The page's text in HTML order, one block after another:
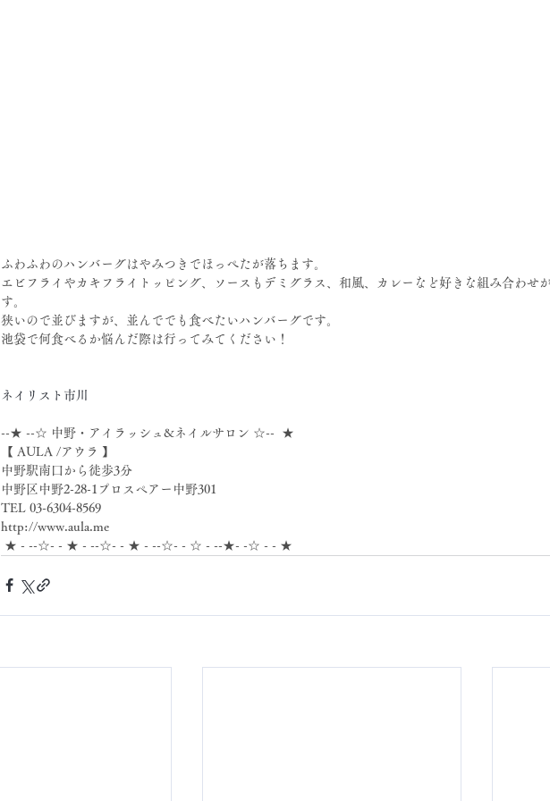
ふわふわのハンバーグはやみつきでほっぺたが落ちます。
エビフライやカキフライトッピング、ソースもデミグラス、和風、カレーなど好きな組み合わせ
す。
狭いので並びますが、並んででも食べたいハンバーグです。
池袋で何食べるか悩んだ際は行ってみてください！
ネイリスト市川
--★ --☆ 中野・アイラッシュ&ネイルサロン ☆--  ★
【 AULA /アウラ 】
中野駅南口から徒歩3分
中野区中野2-28-1プロスペアー中野301
TEL 03-6304-8569
http://www.aula.me
★ - --☆- - ★ - --☆- - ★ - --☆- - ☆ - --★- -☆ - - ★